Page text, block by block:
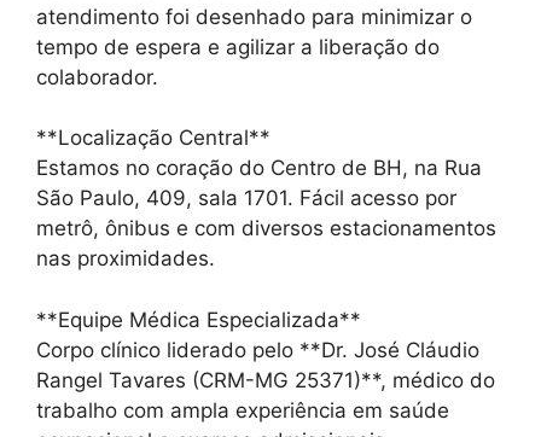
atendimento foi desenhado para minimizar o
tempo de espera e agilizar a liberação do
colaborador.
**Localização Central**
Estamos no coração do Centro de BH, na Rua
São Paulo, 409, sala 1701. Fácil acesso por
metrô, ônibus e com diversos estacionamentos
nas proximidades.
**Equipe Médica Especializada**
Corpo clínico liderado pelo **Dr. José Cláudio
Rangel Tavares (CRM-MG 25371)**, médico do
trabalho com ampla experiência em saúde